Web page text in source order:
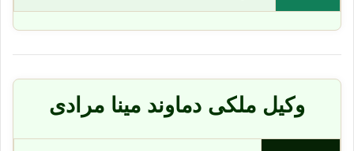
وکیل ملکی دماوند مینا مرادی